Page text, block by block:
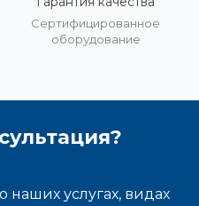
Сертифицированное
оборудование
наших услугах, видах